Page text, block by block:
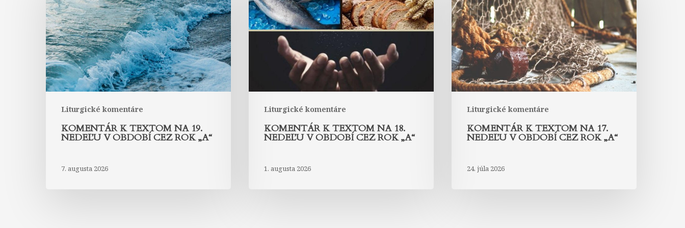
Liturgické komentáre
na
19.
nedeľu
v
období
cez
rok
KOMENTÁR K TEXTOM NA 19.
NEDEĽU V OBDOBÍ CEZ ROK „A“
7. augusta 2026
Liturgické komentáre
na
18.
nedeľu
rok
KOMENTÁR K TEXTOM NA 18.
NEDEĽU V OBDOBÍ CEZ ROK „A“
1. augusta 2026
Liturgické komentáre
na
17.
nedeľu
v
období
cez
rok
KOMENTÁR K TEXTOM NA 17.
NEDEĽU V OBDOBÍ CEZ ROK „A“
24. júla 2026